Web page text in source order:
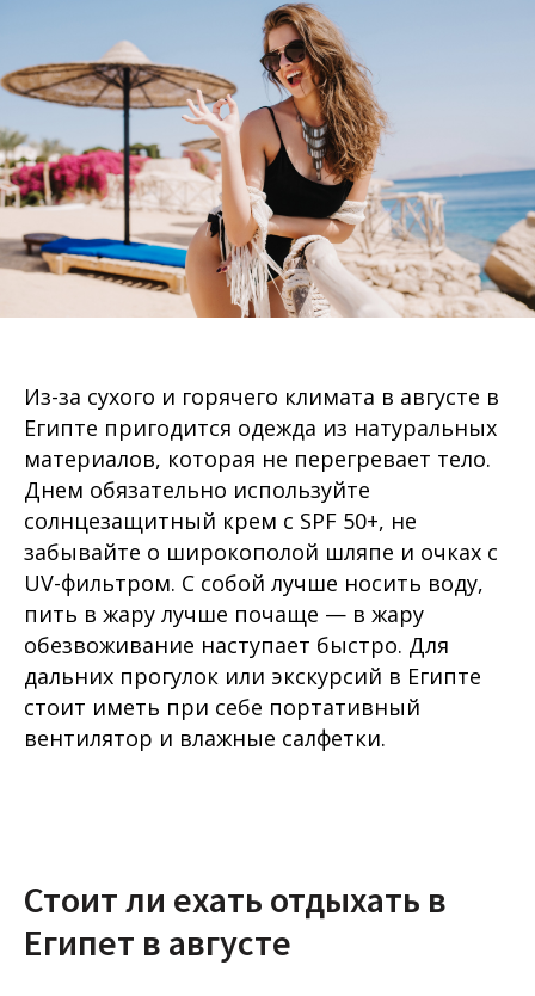
Из-за сухого и горячего климата в августе в
Египте пригодится одежда из натуральных
материалов, которая не перегревает тело.
Днем обязательно используйте
солнцезащитный крем с SPF 50+, не
забывайте о широкополой шляпе и очках с
UV-фильтром. С собой лучше носить воду,
пить в жару лучше почаще — в жару
обезвоживание наступает быстро. Для
дальних прогулок или экскурсий в Египте
стоит иметь при себе портативный
вентилятор и влажные салфетки.
Стоит ли ехать отдыхать в
Египет в августе